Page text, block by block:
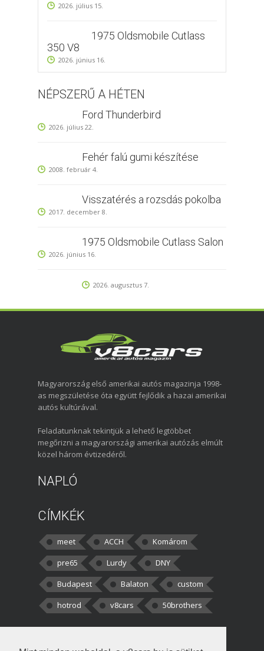
2026. július 15.
1975 Oldsmobile Cutlass
350 V8
2026. június 16.
NÉPSZERŰ A HÉTEN
Ford Thunderbird
2026. július 22.
Fehér falú gumi készítése
2008. február 4.
Visszatérés a rozsdás pokolba
2017. december 8.
1975 Oldsmobile Cutlass Salon
2026. június 16.
2026. augusztus 7.
Magyarország első amerikai autós magazinja 1998-
as megszületése óta együtt fejlődik a hazai amerikai
autós kultúrával.
Feladatunknak tekintjük a lehető legtöbbet
megőrizni a magyarországi amerikai autózás elmúlt
közel három évtizedéről.
NAPLÓ
CÍMKÉK
meet ACCH
Komárom
pre65
Lurdy
DNY
Budapest
Balaton
custom
hotrod
v8cars 50brothers